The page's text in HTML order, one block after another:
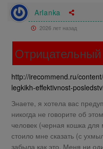
Arlanka
2026 лет назад
http://irecommend.ru/
legkikh-effektivnost-
Знаете, я хотела вас
никогда не говорите об
человек (черная кошка
стоило мне сказать (с
забыла как это. Меня ни